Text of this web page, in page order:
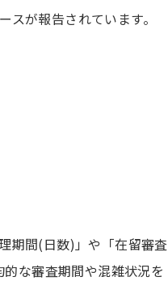
が報告されています。
期間(日数)」や「在留審査
な審査期間や混雑状況を